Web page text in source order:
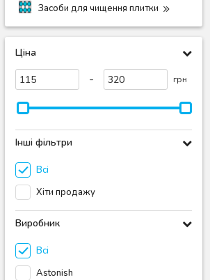
Засоби для чищення плитки
Ціна
- грн
Інші фільтри
Всі
Хіти продажу
Виробник
Всі
Astonish